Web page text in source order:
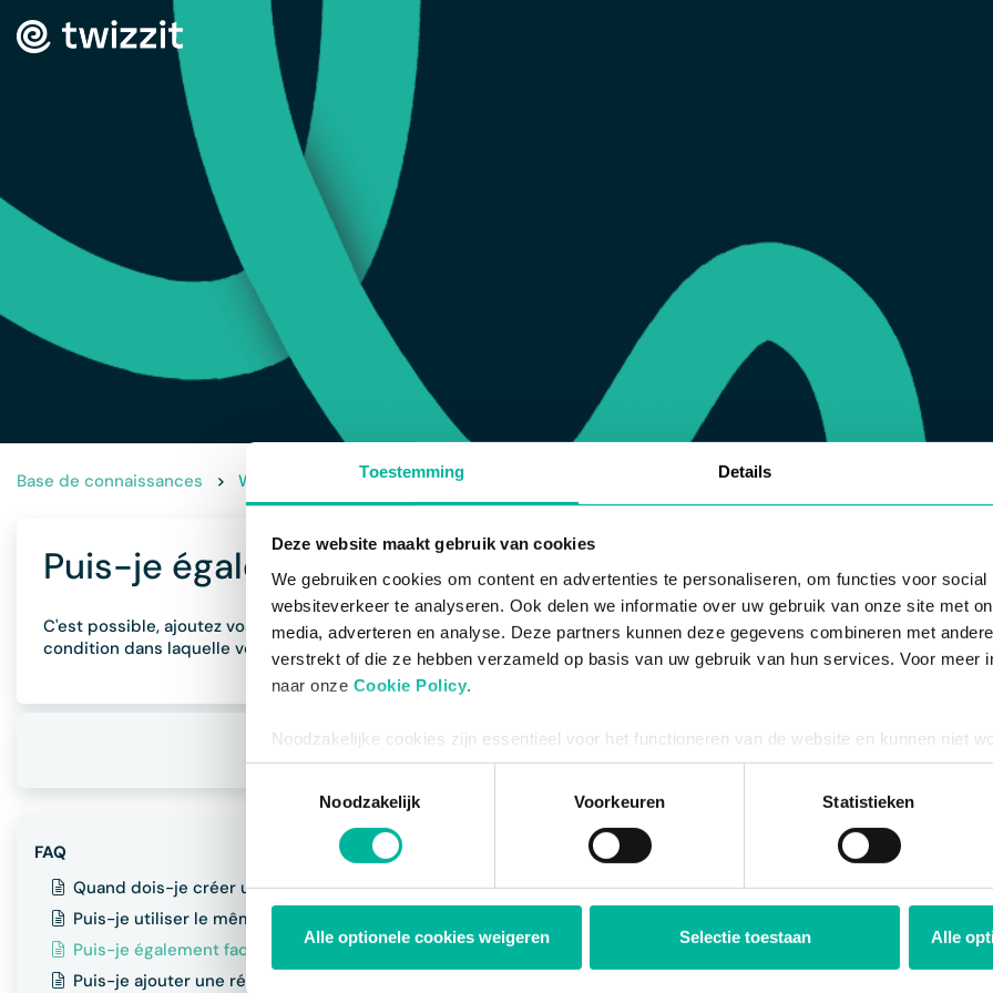
Toestemming Details
Deze website maakt gebruik van cookies
We gebruiken cookies om content en advertenties te personaliseren, om functies voor
websiteverkeer te analyseren. Ook delen we informatie over uw gebruik van onze site met
media, adverteren en analyse. Deze partners kunnen deze gegevens combineren met
verstrekt of die ze hebben verzameld op basis van uw gebruik van hun services. Voor meer
naar onze Cookie Policy
Noodzakelijke cookies zijn essentieel voor het functioneren van de website en kunnen niet
bestaat enkel een informatieplicht. U kunt uw toestemming voor het gebruik van andere
via de consent management tool onderaan de website.
Noodzakelijk
Voorkeuren Statistieken
Alle optionele cookies weigeren Selectie toestaan Alle
Base de connaissances > Webinar: Facturation des cotisations
Puis-je également facturer automatiquement mes
C'est possible, ajoutez vos sponsors à CRM en tant qu'entreprise et liez un contrat. Vous pouvez ensuite ajouter une
condition dans laquelle vous sélectionnez le type de contrat souhaité. Assurez-vous également que vous facturez
FAQ
Quand dois-je créer un nouveau registre?
Puis-je utiliser le même registre d'une saison à l'autre?
Puis-je également facturer automatiquement mes sponsors?
Puis-je ajouter une réference accounting à mes factures?